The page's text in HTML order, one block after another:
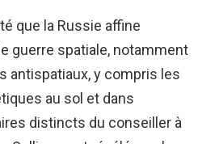
que la Russie affine
guerre spatiale, notamment
antispatiaux, y compris les
au sol et dans
distincts du conseiller à